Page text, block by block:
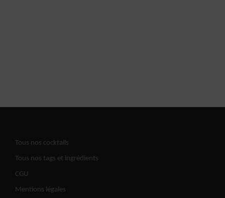
Tous nos cocktails
Tous nos tags et ingrédients
CGU
Mentions légales